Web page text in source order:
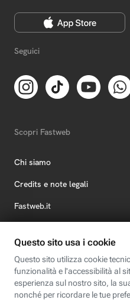
Seguici
Scopri Fastweb
Chi siamo
Credits e note legali
Fastweb.it
Fastweb Digital Academy
STEP FuturAbility District